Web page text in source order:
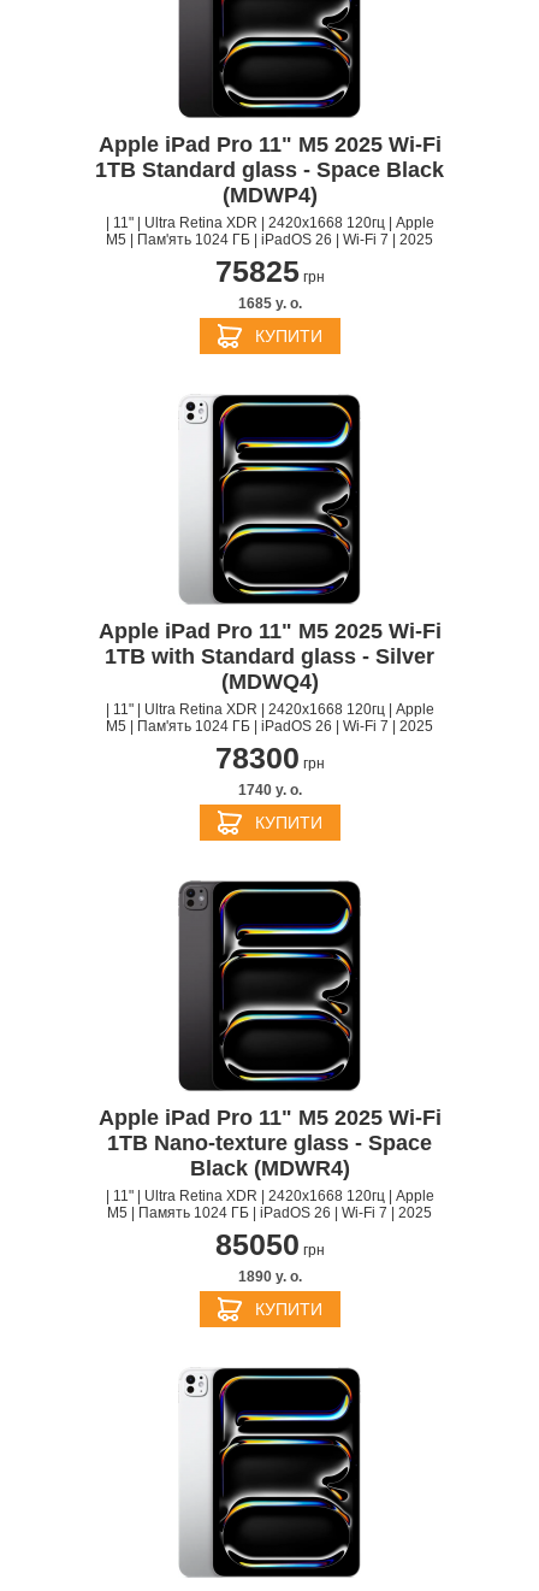
Apple iPad Pro 11" M5 2025 Wi-Fi
1TB Standard glass - Space Black
(MDWP4)
| 11" | Ultra Retina XDR | 2420x1668 120гц | Apple
M5 | Пам'ять 1024 ГБ | iPadOS 26 | Wi-Fi 7 | 2025
75825грн
1685 y. о.
КУПИТИ
Apple iPad Pro 11" M5 2025 Wi-Fi
1TB with Standard glass - Silver
(MDWQ4)
| 11" | Ultra Retina XDR | 2420x1668 120гц | Apple
M5 | Пам'ять 1024 ГБ | iPadOS 26 | Wi-Fi 7 | 2025
78300 грн
1740 y. о.
КУПИТИ
Apple iPad Pro 11" M5 2025 Wi-Fi
1TB Nano-texture glass - Space
Black (MDWR4)
| 11" | Ultra Retina XDR | 2420x1668 120гц | Apple
M5 | Память 1024 ГБ | iPadOS 26 | Wi-Fi 7 | 2025
85050 грн
1890 y. о.
КУПИТИ